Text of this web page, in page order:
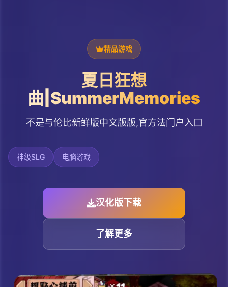
精品游戏
夏日狂想
曲|SummerMemories
不是与伦比新鲜版中文版版,官方法门户入口
神级SLG 电脑游戏
汉化版下载
了解更多